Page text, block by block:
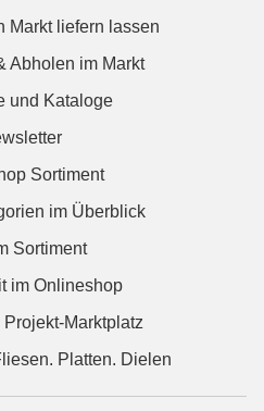
Markt liefern lassen
Abholen im Markt
und Kataloge
Sortiment
im Überblick
Sortiment
im Onlineshop
Marktplatz
Platten. Dielen